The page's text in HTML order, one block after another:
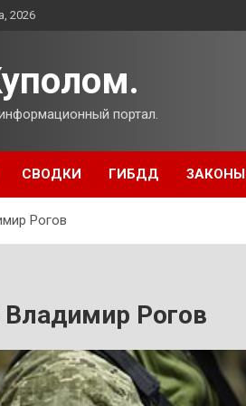
2026
портал.
СВОДКИ ГИБДД ЗАКОНЫ
Рогов
Владимир Рогов